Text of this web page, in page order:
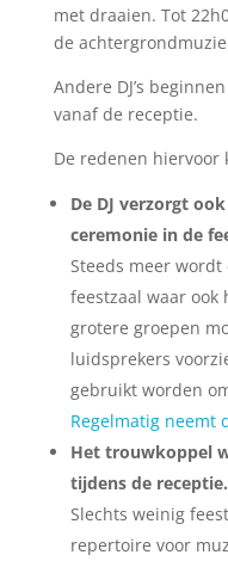
met draaien. Tot
de
Andere DJ’s
vanaf de receptie.
De redenen hiervoor
De DJ verzorgt
ceremonie in de
Steeds meer
feestzaal waar ook
grotere groepen
luidsprekers
gebruikt worden
Regelmatig neemt
Het trouwkoppel
tijdens de receptie.
Slechts weinig
repertoire voor